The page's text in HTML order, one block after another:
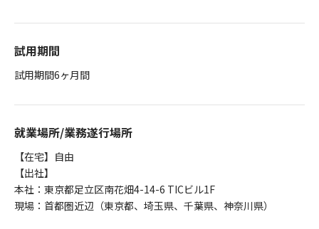
試用期間
試用期間6ヶ月間
就業場所/業務遂行場所
【在宅】自由
【出社】
本社：東京都足立区南花畑4-14-6 TICビル1F
現場：首都圏近辺（東京都、埼玉県、千葉県、神奈川県）